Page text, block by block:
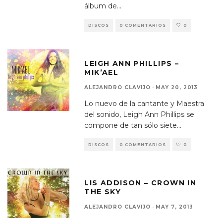
álbum de...
DISCOS 0 COMENTARIOS 0
LEIGH ANN PHILLIPS –
MIK’AEL
ALEJANDRO CLAVIJO · MAY 20, 2013
Lo nuevo de la cantante y Maestra
del sonido, Leigh Ann Phillips se
compone de tan sólo siete...
DISCOS 0 COMENTARIOS 0
LIS ADDISON – CROWN IN
THE SKY
ALEJANDRO CLAVIJO · MAY 7, 2013